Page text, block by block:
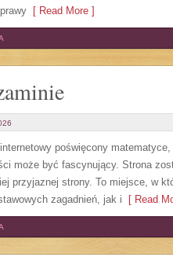
[ Read More ]
poświęcony
może być fascynujący. Strona
przyjaznej strony. To miejsce, w
zagadnień, jak i [ Read